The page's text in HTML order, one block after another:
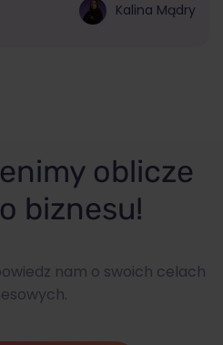
Kalina Mądry
oblicze
biznesu!
nam o swoich celach